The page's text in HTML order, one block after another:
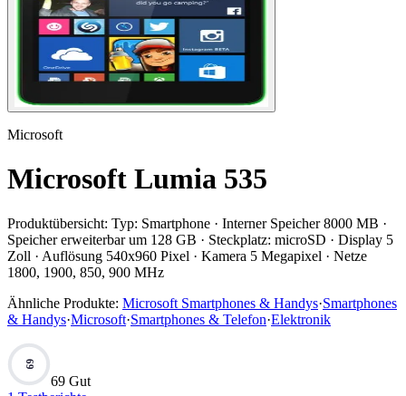
Microsoft
Microsoft Lumia 535
Produktübersicht: Typ: Smartphone · Interner Speicher 8000 MB ·
Speicher erweiterbar um 128 GB · Steckplatz: microSD · Display 5
Zoll · Auflösung 540x960 Pixel · Kamera 5 Megapixel · Netze
1800, 1900, 850, 900 MHz
Ähnliche Produkte: Microsoft Smartphones & Handys·Smartphones
& Handys·Microsoft·Smartphones & Telefon·Elektronik
69
69 Gut